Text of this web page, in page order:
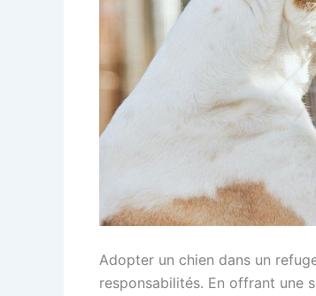
Adopter un chien dans un
responsabilités. En offrant une